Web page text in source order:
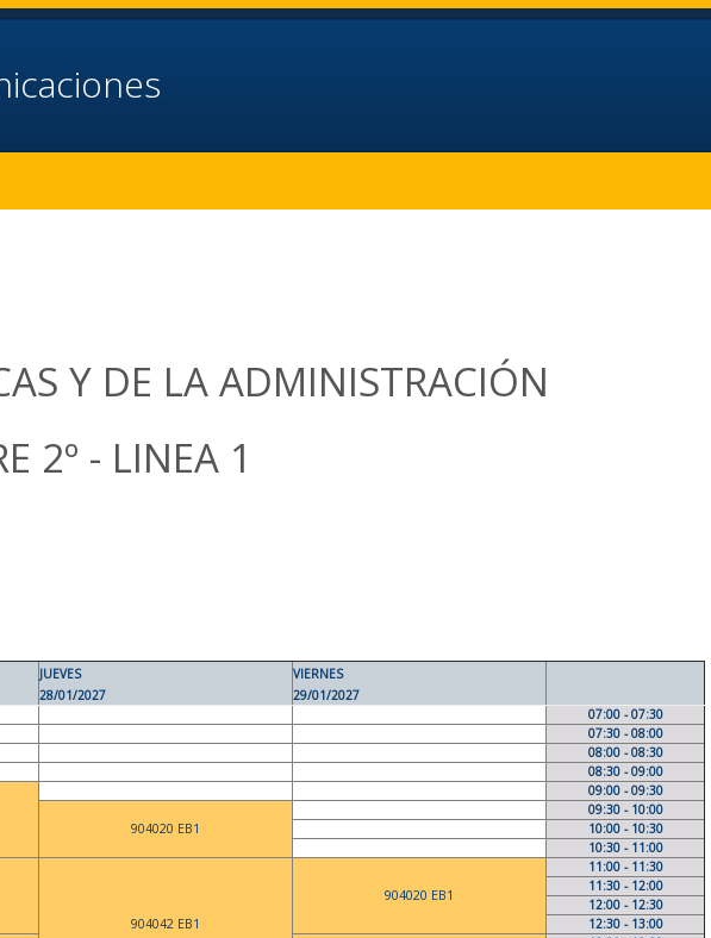
Y DE LA ADMINISTRACIÓN
2º - LINEA 1
JUEVES
28/01/2027
VIERNES
29/01/2027
07:00 - 07:30
07:30 - 08:00
08:00 - 08:30
08:30 - 09:00
09:00 - 09:30
904020 EB1
09:30 - 10:00
10:00 - 10:30
10:30 - 11:00
904042 EB1
904020 EB1
11:00 - 11:30
11:30 - 12:00
12:00 - 12:30
12:30 - 13:00